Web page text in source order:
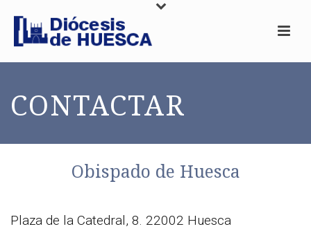
CONTACTAR
Obispado de Huesca
Plaza de la Catedral, 8. 22002 Huesca